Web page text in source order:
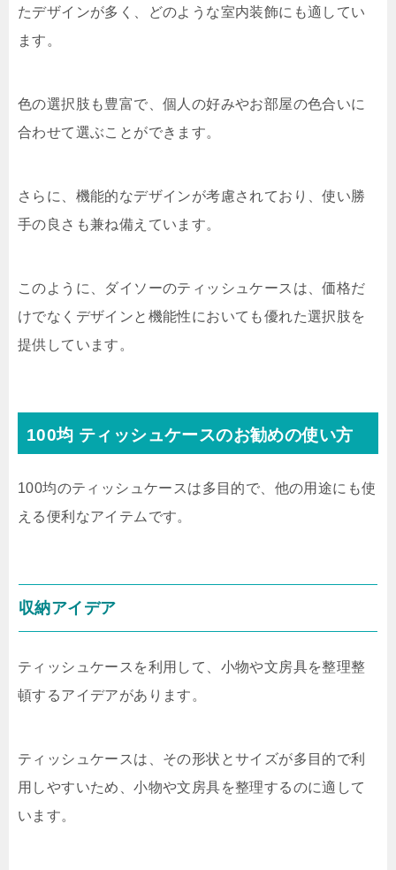
たデザインが多く、どのような室内装飾にも適してい
ます。
色の選択肢も豊富で、個人の好みやお部屋の色合いに
合わせて選ぶことができます。
さらに、機能的なデザインが考慮されており、使い勝
手の良さも兼ね備えています。
このように、ダイソーのティッシュケースは、価格だ
けでなくデザインと機能性においても優れた選択肢を
提供しています。
100均 ティッシュケースのお勧めの使い方
100均のティッシュケースは多目的で、他の用途にも使
える便利なアイテムです。
収納アイデア
ティッシュケースを利用して、小物や文房具を整理整
頓するアイデアがあります。
ティッシュケースは、その形状とサイズが多目的で利
用しやすいため、小物や文房具を整理するのに適して
います。